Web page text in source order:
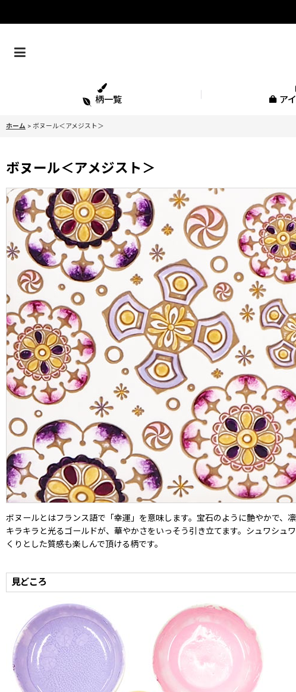
柄一覧 ア
ホーム > ボヌール＜アメジスト＞
ボヌール＜アメジスト＞
ボヌールとはフランス語で「幸運」を意味します。宝石のように艶やかで、
キラキラと光るゴールドが、華やかさをいっそう引き立てます。シュワシ
くりとした質感も楽しんで頂ける柄です。
見どころ